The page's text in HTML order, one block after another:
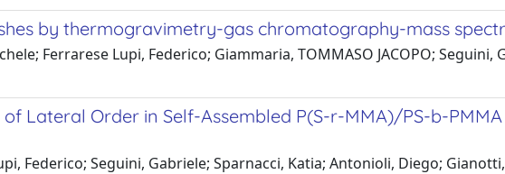
by thermogravimetry-gas chromatography-mass
Ferrarese Lupi, Federico; Giammaria, TOMMASO JACOPO;
Lateral Order in Self-Assembled P(S-r-MMA)/PS-b-
Federico; Seguini, Gabriele; Sparnacci, Katia; Antonioli, Diego;